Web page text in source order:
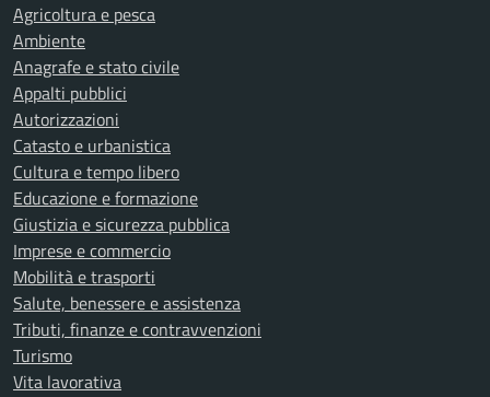
Agricoltura e pesca
Ambiente
Anagrafe e stato civile
Appalti pubblici
Autorizzazioni
Catasto e urbanistica
Cultura e tempo libero
Educazione e formazione
Giustizia e sicurezza pubblica
Imprese e commercio
Mobilità e trasporti
Salute, benessere e assistenza
Tributi, finanze e contravvenzioni
Turismo
Vita lavorativa